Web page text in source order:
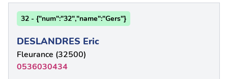
32 - {"num":"32","name":"Gers"}
DESLANDRES Eric
Fleurance (32500)
0536030434